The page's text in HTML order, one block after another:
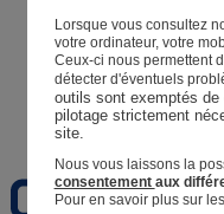
Mes informations
Suivre une commande
Panier
Favoris
Lorsque vous consultez
votre ordinateur, votre
Ceux-ci nous permettent
détecter d'éventuels
outils sont exemptés
pilotage strictement
site.
Nous vous laissons la
consentement aux
Pour en savoir plus sur